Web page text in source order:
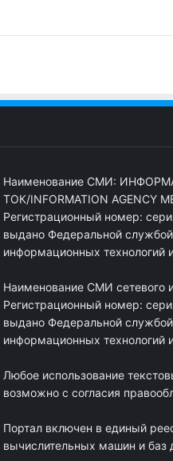
Наименование СМИ:
ТОК/INFORMATION AGENCY
Регистрационный номер:
выдано Федеральной
информационных
Наименование СМИ сетевого
Регистрационный номер:
выдано Федеральной
информационных
Любое использование
возможно с согласия
Портал включен в единый
вычислительных машин и баз